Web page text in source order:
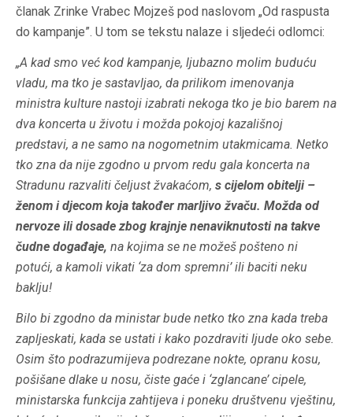
članak Zrinke Vrabec Mojzeš pod naslovom „Od raspusta
do kampanje”. U tom se tekstu nalaze i sljedeći odlomci:
„A kad smo već kod kampanje, ljubazno molim buduću
vladu, ma tko je sastavljao, da prilikom imenovanja
ministra kulture nastoji izabrati nekoga tko je bio barem na
dva koncerta u životu i možda pokojoj kazališnoj
predstavi, a ne samo na nogometnim utakmicama. Netko
tko zna da nije zgodno u prvom redu gala koncerta na
Stradunu razvaliti čeljust žvakaćom, s cijelom obitelji –
ženom i djecom koja također marljivo žvaču. Možda od
nervoze ili dosade zbog krajnje nenaviknutosti na takve
čudne događaje, na kojima se ne možeš pošteno ni
potući, a kamoli vikati ‘za dom spremni’ ili baciti neku
baklju!
Bilo bi zgodno da ministar bude netko tko zna kada treba
zapljeskati, kada se ustati i kako pozdraviti ljude oko sebe.
Osim što podrazumijeva podrezane nokte, opranu kosu,
pošišane dlake u nosu, čiste gaće i ‘zglancane’ cipele,
ministarska funkcija zahtijeva i poneku društvenu vještinu,